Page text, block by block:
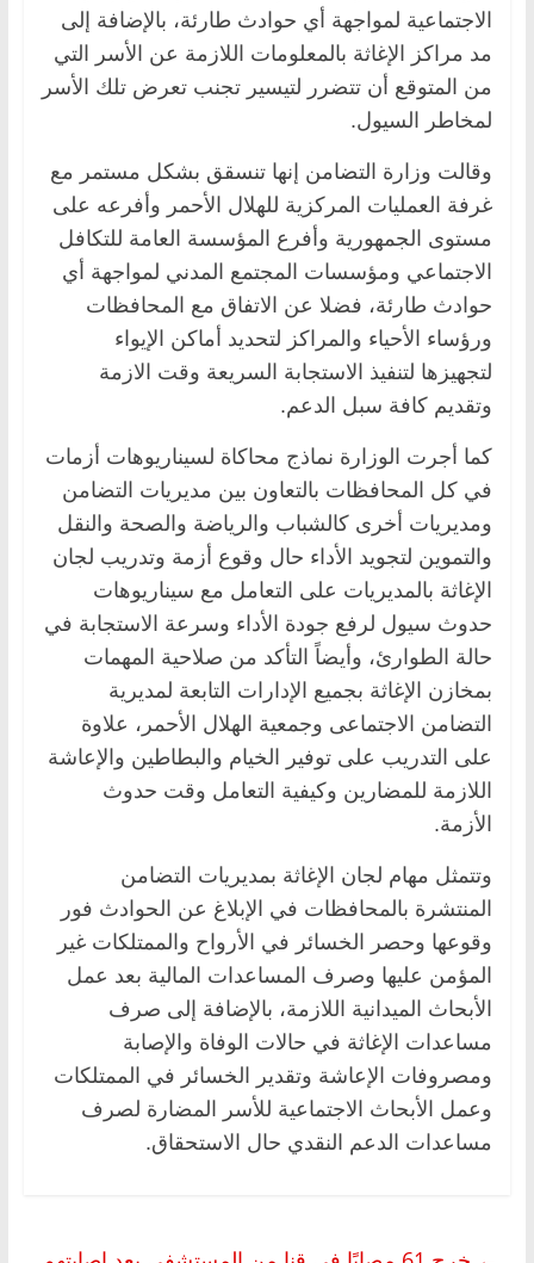
الاجتماعية لمواجهة أي حوادث طارئة، بالإضافة إلى
مد مراكز الإغاثة بالمعلومات اللازمة عن الأسر التي
من المتوقع أن تتضرر لتيسير تجنب تعرض تلك الأسر
لمخاطر السيول.
وقالت وزارة التضامن إنها تنسقق بشكل مستمر مع
غرفة العمليات المركزية للهلال الأحمر وأفرعه على
مستوى الجمهورية وأفرع المؤسسة العامة للتكافل
الاجتماعي ومؤسسات المجتمع المدني لمواجهة أي
حوادث طارئة، فضلا عن الاتفاق مع المحافظات
ورؤساء الأحياء والمراكز لتحديد أماكن الإيواء
لتجهيزها لتنفيذ الاستجابة السريعة وقت الازمة
وتقديم كافة سبل الدعم.
كما أجرت الوزارة نماذج محاكاة لسيناريوهات أزمات
في كل المحافظات بالتعاون بين مديريات التضامن
ومديريات أخرى كالشباب والرياضة والصحة والنقل
والتموين لتجويد الأداء حال وقوع أزمة وتدريب لجان
الإغاثة بالمديريات على التعامل مع سيناريوهات
حدوث سيول لرفع جودة الأداء وسرعة الاستجابة في
حالة الطوارئ، وأيضاً التأكد من صلاحية المهمات
بمخازن الإغاثة بجميع الإدارات التابعة لمديرية
التضامن الاجتماعى وجمعية الهلال الأحمر، علاوة
على التدريب على توفير الخيام والبطاطين والإعاشة
اللازمة للمضارين وكيفية التعامل وقت حدوث
الأزمة.
وتتمثل مهام لجان الإغاثة بمديريات التضامن
المنتشرة بالمحافظات في الإبلاغ عن الحوادث فور
وقوعها وحصر الخسائر في الأرواح والممتلكات غير
المؤمن عليها وصرف المساعدات المالية بعد عمل
الأبحاث الميدانية اللازمة، بالإضافة إلى صرف
مساعدات الإغاثة في حالات الوفاة والإصابة
ومصروفات الإعاشة وتقدير الخسائر في الممتلكات
وعمل الأبحاث الاجتماعية للأسر المضارة لصرف
مساعدات الدعم النقدي حال الاستحقاق.